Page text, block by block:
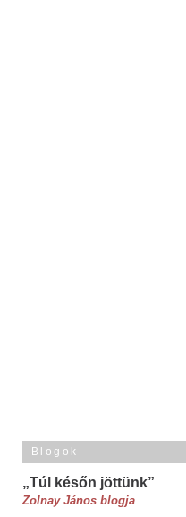
Blogok
„Túl későn jöttünk”
Zolnay János blogja